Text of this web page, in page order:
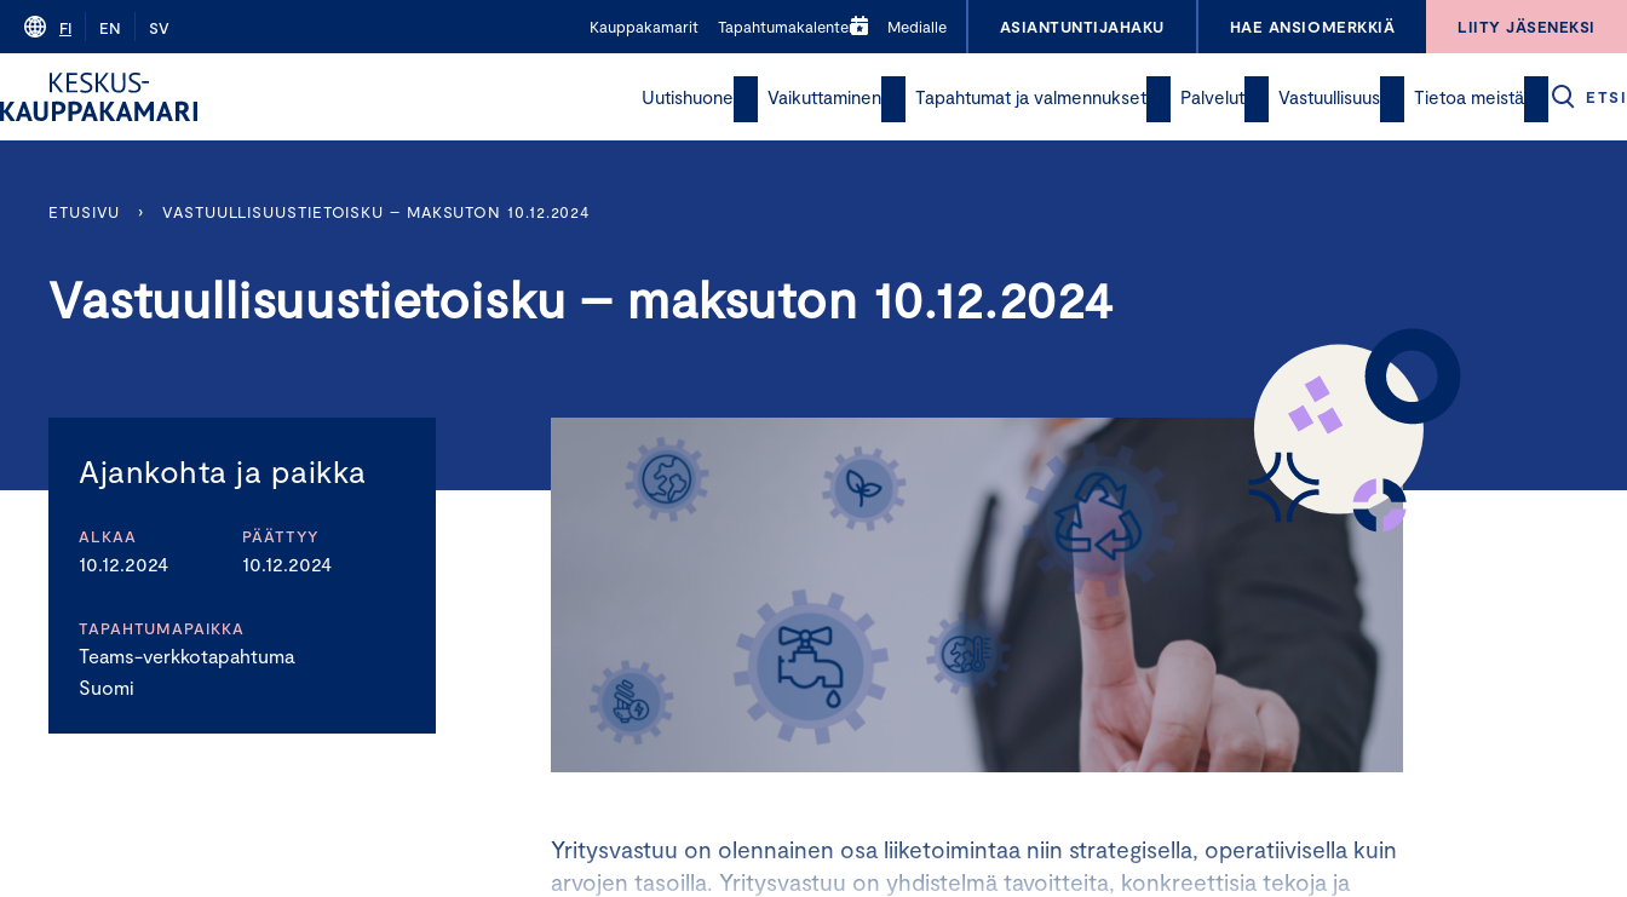
Skip
content
FI EN SV Kauppakamarit Tapahtumakalenteri Medialle ASIANTUNTIJAHAKU HAE ANSIOMERKKIÄ LIITY JÄSENEKSI
Uutishuone Vaikuttaminen Tapahtumat ja valmennukset Palvelut Vastuullisuus Tietoa meistä ETSI
ETUSIVU › VASTUULLISUUSTIETOISKU – MAKSUTON 10.12.2024
Vastuullisuustietoisku – maksuton 10.12.2024
Ajankohta ja paikka
ALKAA
10.12.2024
PÄÄTTYY
10.12.2024
TAPAHTUMAPAIKKA
Teams-verkkotapahtuma
Suomi
Yritysvastuu on olennainen osa liiketoimintaa niin strategisella, operatiivisella kuin
arvojen tasoilla. Yritysvastuu on yhdistelmä tavoitteita, konkreettisia tekoja ja